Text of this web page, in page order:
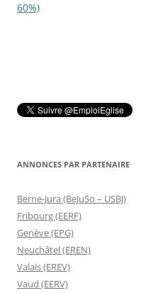
articles
60%)
ANNONCES PAR PARTENAIRE
Berne-Jura (BeJuSo – USBJ)
Fribourg (EERF)
Genève (EPG)
Neuchâtel (EREN)
Valais (EREV)
Vaud (EERV)